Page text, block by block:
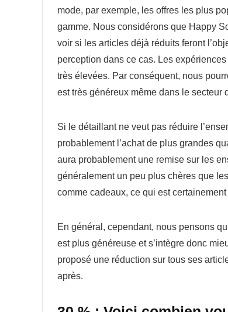
mode, par exemple, les offres les plus
gamme. Nous considérons que Happy
voir si les articles déjà réduits feront
perception dans ce cas. Les
très élevées. Par conséquent, nous
est très généreux même dans le secteur
Si le détaillant ne veut pas réduire
probablement l’achat de plus grandes
aura probablement une remise sur les
généralement un peu plus chères que
comme cadeaux, ce qui est
En général, cependant, nous pensons
est plus généreuse et s’intègre donc
proposé une réduction sur tous ses
après.